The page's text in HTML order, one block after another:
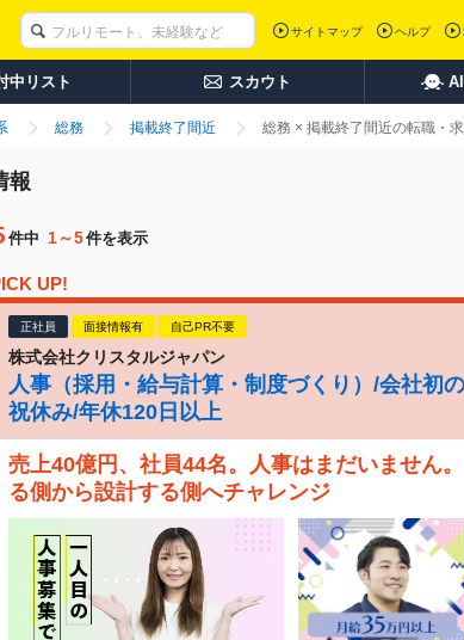
サイトマップ ヘルプ
中リスト スカウト
総務 掲載終了間近 総務 × 掲載終了間近の転職・
報
件中 1～5件を表示
UP!
正社員 面接情報有 自己PR不要
株式会社クリスタルジャパン
人事（採用・給与計算・制度づくり）/会社初
祝休み/年休120日以上
売上40億円、社員44名。人事はまだいません
る側から設計する側へチャレンジ